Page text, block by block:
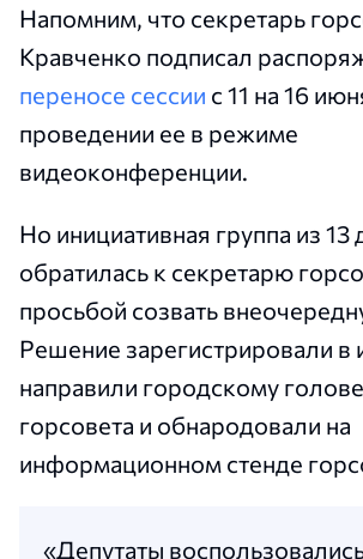
Напомним, что секретарь
Кравченко подписал
переносе сессии с 11 на 16
проведении ее в режиме
видеоконференции.
Но инициативная группа из 13
обратилась к секретарю
просьбой созвать
Решение зарегистрировали в
направили городскому
горсовета и обнародовали на
информационном стенде
«Депутаты